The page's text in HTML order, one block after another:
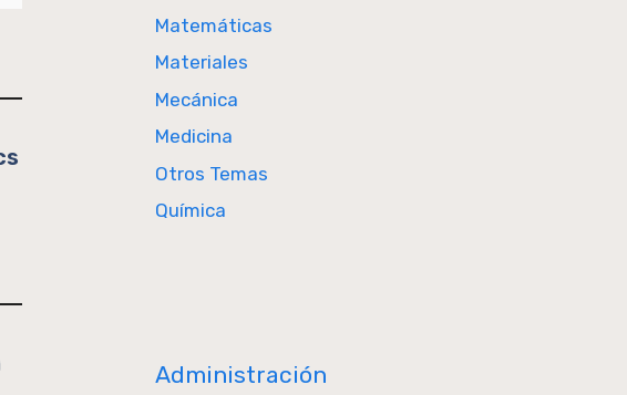
Matemáticas
Materiales
Mecánica
Medicina
Otros Temas
Química
Administración